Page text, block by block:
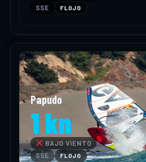
SSE
FLOJO
Papudo
1 kn
BAJO VIENTO
SSE
FLOJO